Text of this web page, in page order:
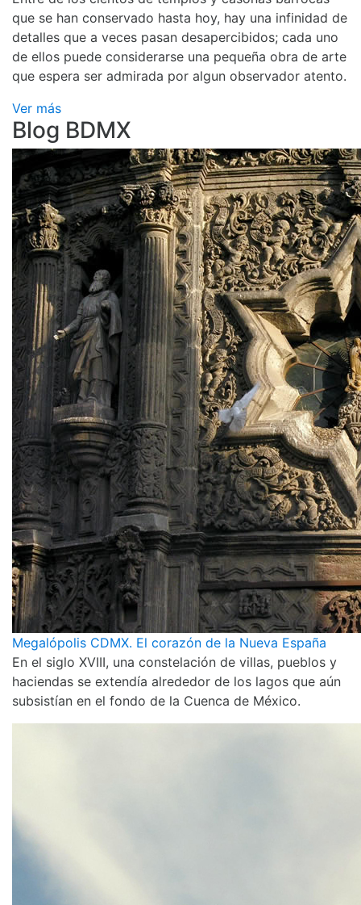
que se han conservado hasta hoy, hay una infinidad de
detalles que a veces pasan desapercibidos; cada uno
de ellos puede considerarse una pequeña obra de arte
que espera ser admirada por algun observador atento.
Ver más
Blog BDMX
Megalópolis CDMX. El corazón de la Nueva España
En el siglo XVIII, una constelación de villas, pueblos y
haciendas se extendía alrededor de los lagos que aún
subsistían en el fondo de la Cuenca de México.